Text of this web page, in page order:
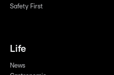
Safety First
Life
News